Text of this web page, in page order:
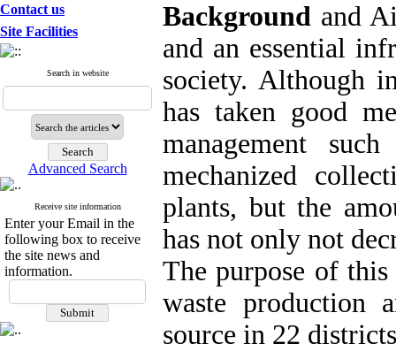
Contact us
Site Facilities
Search in website
Advanced Search
Receive site information
Enter your Email in the
following box to receive
the site news and
information.
Background and
and an essential
society. Although
has taken good
management
mechanized
plants, but the
has not only not
The purpose of
waste production
source in 22